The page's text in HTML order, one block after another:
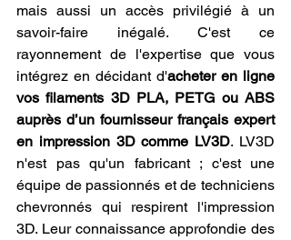
mais aussi un accès privilégié à un
savoir-faire inégalé. C'est ce
rayonnement de l'expertise que vous
intégrez en décidant d'acheter en ligne
vos filaments 3D PLA, PETG ou ABS
auprès d’un fournisseur français expert
en impression 3D comme LV3D. LV3D
n'est pas qu'un fabricant ; c'est une
équipe de passionnés et de techniciens
chevronnés qui respirent l'impression
3D. Leur connaissance approfondie des